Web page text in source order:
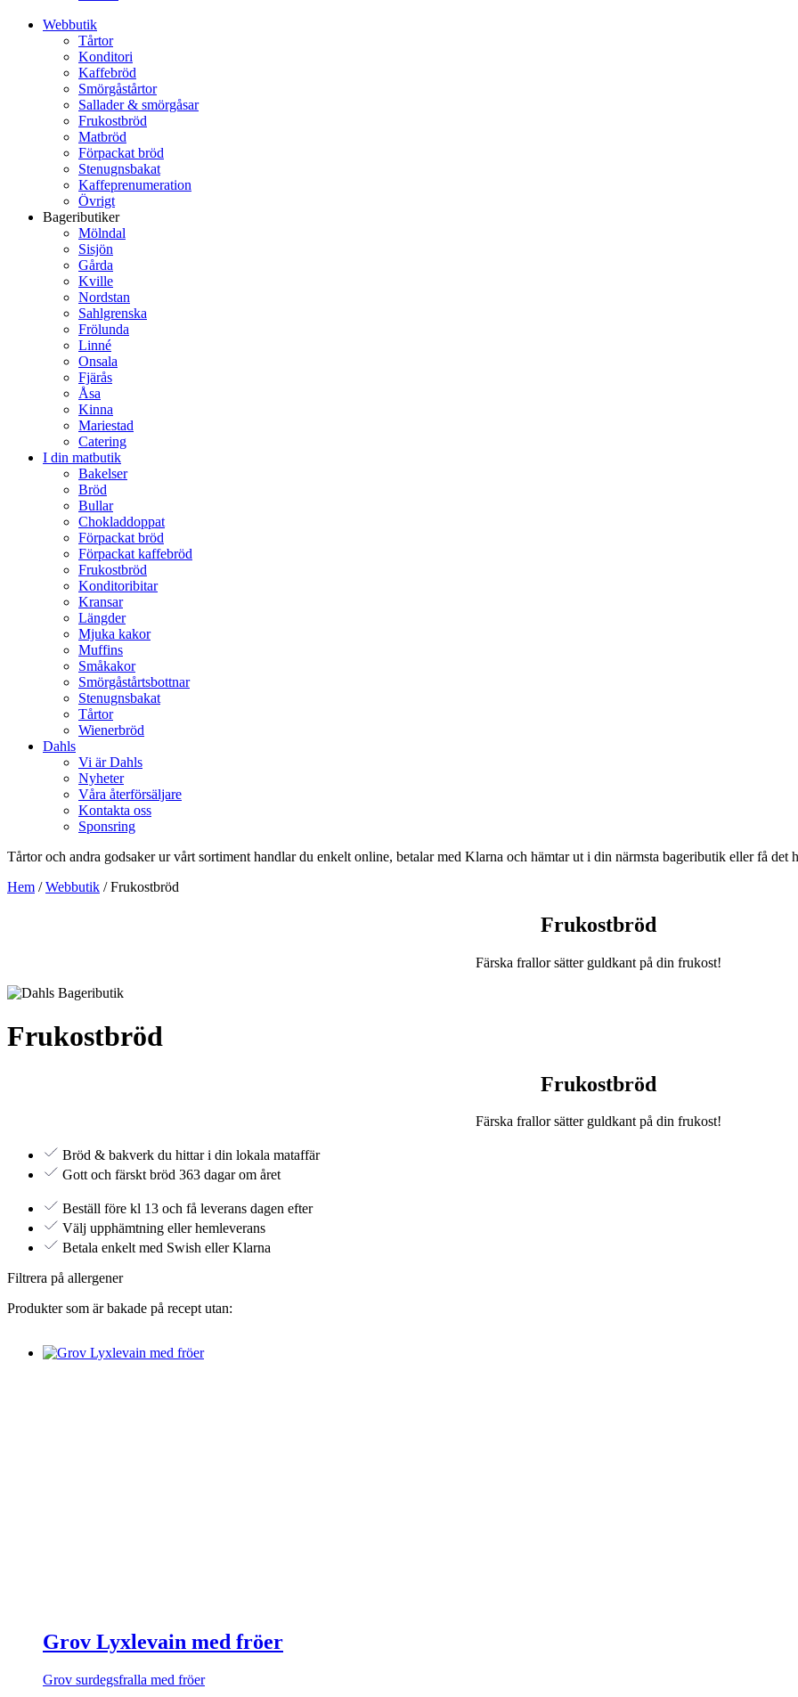
Webbutik
Tårtor
Konditori
Kaffebröd
Smörgåstårtor
Sallader & smörgåsar
Frukostbröd
Matbröd
Förpackat bröd
Stenugnsbakat
Kaffeprenumeration
Övrigt
Bageributiker
Mölndal
Sisjön
Gårda
Kville
Nordstan
Sahlgrenska
Frölunda
Linné
Onsala
Fjärås
Åsa
Kinna
Mariestad
Catering
I din matbutik
Bakelser
Bröd
Bullar
Chokladdoppat
Förpackat bröd
Förpackat kaffebröd
Frukostbröd
Konditoribitar
Kransar
Längder
Mjuka kakor
Muffins
Småkakor
Smörgåstårtsbottnar
Stenugnsbakat
Tårtor
Wienerbröd
Dahls
Vi är Dahls
Nyheter
Våra återförsäljare
Kontakta oss
Sponsring
Tårtor och andra godsaker ur vårt sortiment handlar du enkelt online, betalar med Klarna och hämtar ut i din närmsta bageributik eller få det
Hem /Webbutik / Frukostbröd
Frukostbröd
Färska frallor sätter guldkant på din frukost!
Frukostbröd
Frukostbröd
Färska frallor sätter guldkant på din frukost!
Bröd & bakverk du hittar i din lokala mataffär
Gott och färskt bröd 363 dagar om året
Beställ före kl 13 och få leverans dagen efter
Välj upphämtning eller hemleverans
Betala enkelt med Swish eller Klarna
Filtrera på allergener
Produkter som är bakade på recept utan:
Grov Lyxlevain med fröer
Grov surdegsfralla med fröer